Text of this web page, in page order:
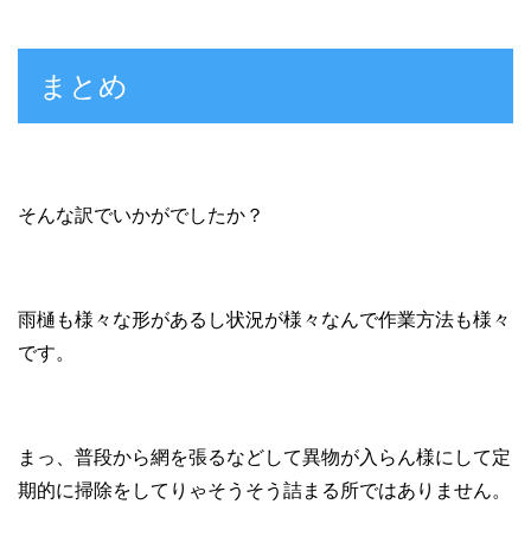
まとめ
そんな訳でいかがでしたか？
雨樋も様々な形があるし状況が様々なんで作業方法も様々
です。
まっ、普段から網を張るなどして異物が入らん様にして定
期的に掃除をしてりゃそうそう詰まる所ではありません。